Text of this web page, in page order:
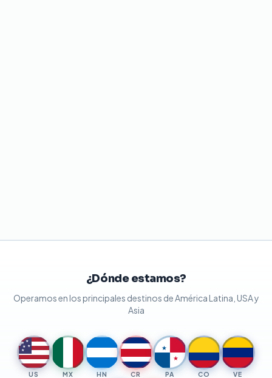
¿Dónde estamos?
Operamos en los principales destinos de América Latina, USA y
Asia
★ ★
★ ★
★
US MX HN CR
★
★
PA CO VE